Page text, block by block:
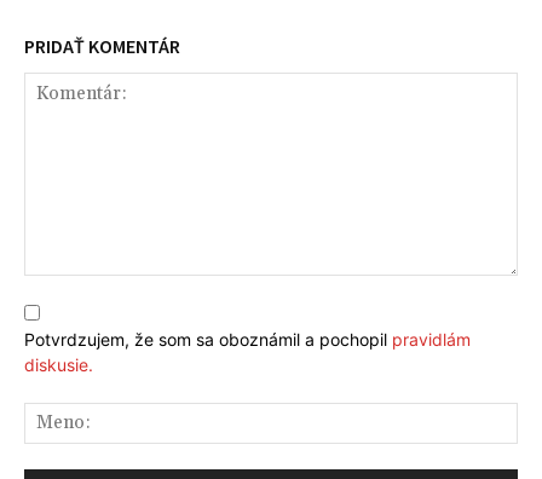
PRIDAŤ KOMENTÁR
Potvrdzujem, že som sa oboznámil a pochopil pravidlám
diskusie.